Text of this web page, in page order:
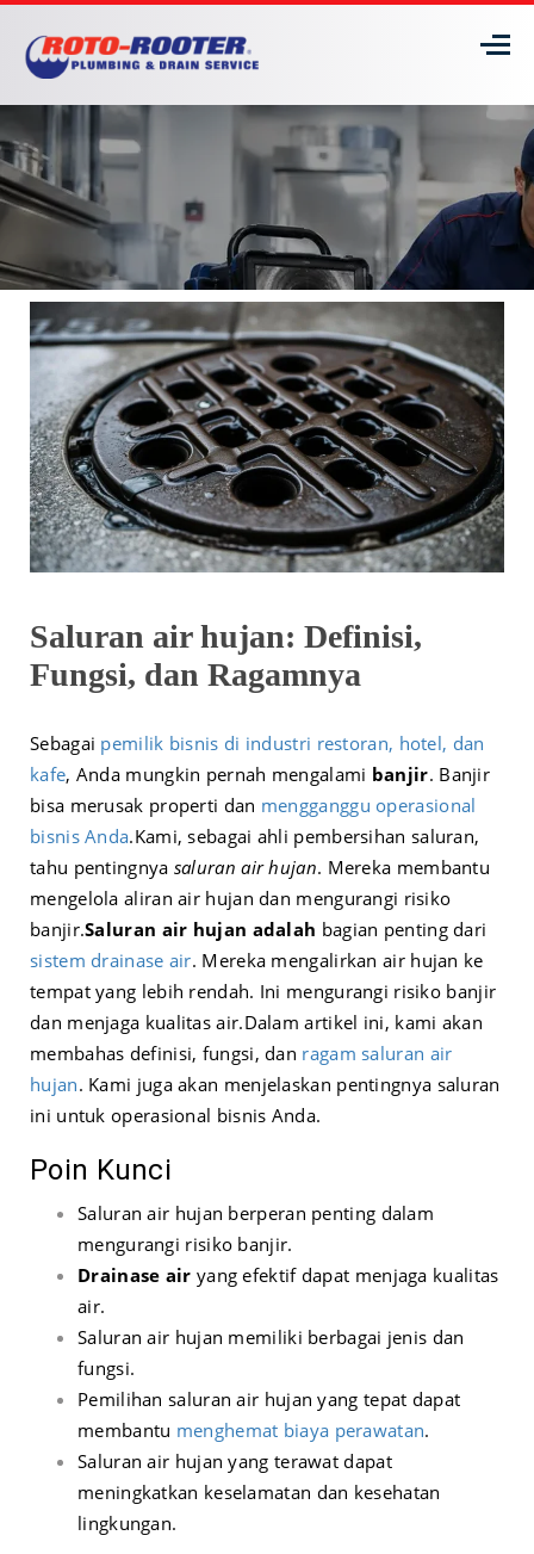
Saluran air hujan: Definisi,
Fungsi, dan Ragamnya
Sebagai pemilik bisnis di industri restoran, hotel, dan
kafe, Anda mungkin pernah mengalami banjir. Banjir
bisa merusak properti dan mengganggu operasional
bisnis Anda.Kami, sebagai ahli pembersihan saluran,
tahu pentingnya saluran air hujan. Mereka membantu
mengelola aliran air hujan dan mengurangi risiko
banjir.Saluran air hujan adalah bagian penting dari
sistem drainase air. Mereka mengalirkan air hujan ke
tempat yang lebih rendah. Ini mengurangi risiko banjir
dan menjaga kualitas air.Dalam artikel ini, kami akan
membahas definisi, fungsi, dan ragam saluran air
hujan. Kami juga akan menjelaskan pentingnya saluran
ini untuk operasional bisnis Anda.
Poin Kunci
Saluran air hujan berperan penting dalam
mengurangi risiko banjir.
Drainase air yang efektif dapat menjaga kualitas
air.
Saluran air hujan memiliki berbagai jenis dan
fungsi.
Pemilihan saluran air hujan yang tepat dapat
membantu menghemat biaya perawatan.
Saluran air hujan yang terawat dapat
meningkatkan keselamatan dan kesehatan
lingkungan.